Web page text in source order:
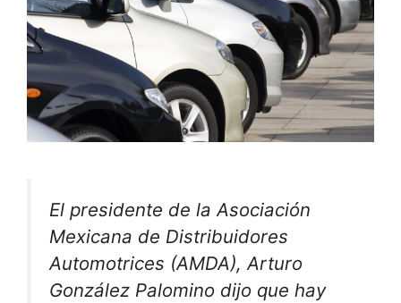
El presidente de la Asociación
Mexicana de Distribuidores
Automotrices (AMDA), Arturo
González Palomino dijo que hay